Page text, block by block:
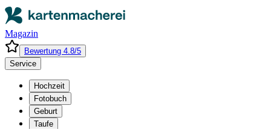
Magazin
Bewertung 4.8/5
Service
Hochzeit
Fotobuch
Geburt
Taufe